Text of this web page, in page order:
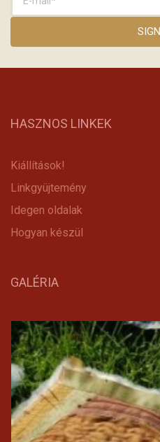
HASZNOS LINKEK
Kiállítások!
Linkgyüjtemény
Idegen oldalak
Hogyan készül
GALÉRIA